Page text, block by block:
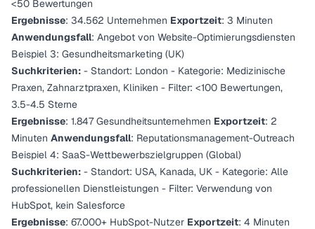
<50 Bewertungen
Ergebnisse: 34.562 Unternehmen Exportzeit: 3 Minuten
Anwendungsfall: Angebot von Website-Optimierungsdiensten
Beispiel 3: Gesundheitsmarketing (UK)
Suchkriterien: - Standort: London - Kategorie: Medizinische
Praxen, Zahnarztpraxen, Kliniken - Filter: <100 Bewertungen,
3.5-4.5 Sterne
Ergebnisse: 1.847 Gesundheitsunternehmen Exportzeit: 2
Minuten Anwendungsfall: Reputationsmanagement-Outreach
Beispiel 4: SaaS-Wettbewerbszielgruppen (Global)
Suchkriterien: - Standort: USA, Kanada, UK - Kategorie: Alle
professionellen Dienstleistungen - Filter: Verwendung von
HubSpot, kein Salesforce
Ergebnisse: 67.000+ HubSpot-Nutzer Exportzeit: 4 Minuten